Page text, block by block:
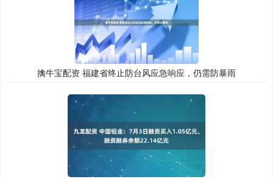
擒牛宝配资 福建省终止防台风应急响应，仍需防暴雨